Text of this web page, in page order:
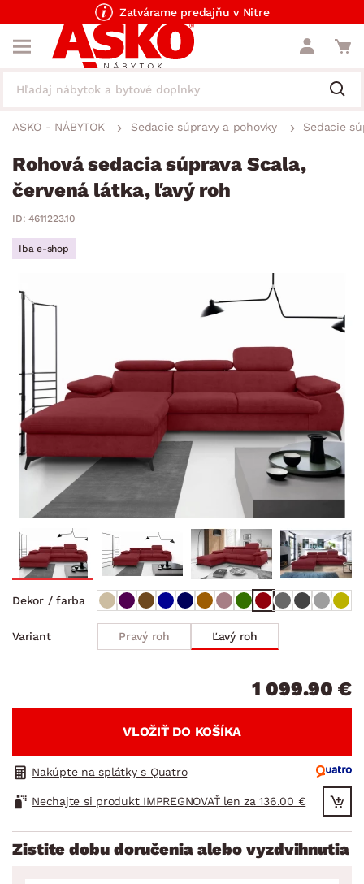
Zatvárame predajňu v Nitre
ASKO - NÁBYTOK Sedacie súpravy a pohovky Sedacie
Rohová sedacia súprava Scala,
červená látka, ľavý roh
ID: 4611223.10
Iba e-shop
Dekor / farba
Variant Pravý roh Ľavý roh
1 099.90 €
VLOŽIŤ DO KOŠÍKA
Nakúpte na splátky s Quatro
Nechajte si produkt IMPREGNOVAŤ len za 136.00 €
Zistite dobu doručenia alebo vyzdvihnutia